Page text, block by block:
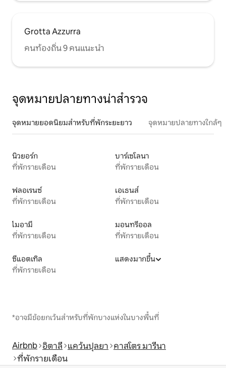
Grotta Azzurra
คนท้องถิ่น 9 คนแนะนำ
จุดหมายปลายทางน่าสำรวจ
จุดหมายยอดนิยมสำหรับที่พักระยะยาว จุดหมายปลายทางใกล้ๆ
นิวยอร์ก
ที่พักรายเดือน
บาร์เซโลนา
ที่พักรายเดือน
ฟลอเรนซ์
ที่พักรายเดือน
เอเธนส์
ที่พักรายเดือน
ไมอามี
ที่พักรายเดือน
มอนทรีออล
ที่พักรายเดือน
ซีแอตเทิล
ที่พักรายเดือน
แสดงมากขึ้น
*อาจมีข้อยกเว้นสำหรับที่พักบางแห่งในบางพื้นที่
Airbnb อิตาลี แคว้นปุลยา คาสโตร มารีนา
ที่พักรายเดือน